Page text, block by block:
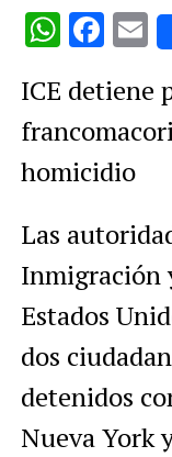
ICE detiene
homicidio
Las
Inmigración
Estados
dos
detenidos
Nueva York